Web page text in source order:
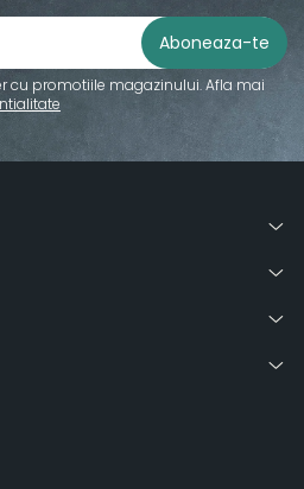
cu promotiile magazinului. Afla mai